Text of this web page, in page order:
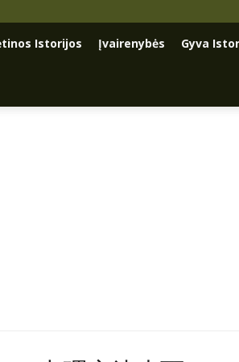
Istorijos Įvairenybės Gyva